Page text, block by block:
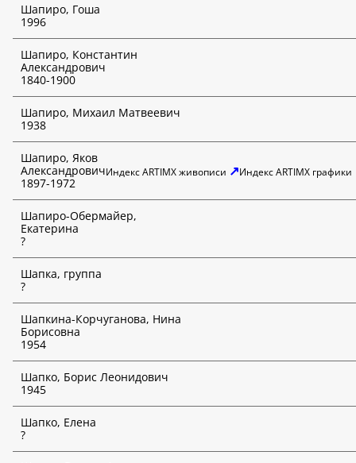
Шапиро, Гоша
1996
Шапиро, Константин
Александрович
1840-1900
Шапиро, Михаил Матвеевич
1938
Шапиро, Яков
Александрович
1897-1972
Индекс ARTIMX живописи ↗Индекс ARTIMX графики
Шапиро-Обермайер,
Екатерина
?
Шапка, группа
?
Шапкина-Корчуганова, Нина
Борисовна
1954
Шапко, Борис Леонидович
1945
Шапко, Елена
?